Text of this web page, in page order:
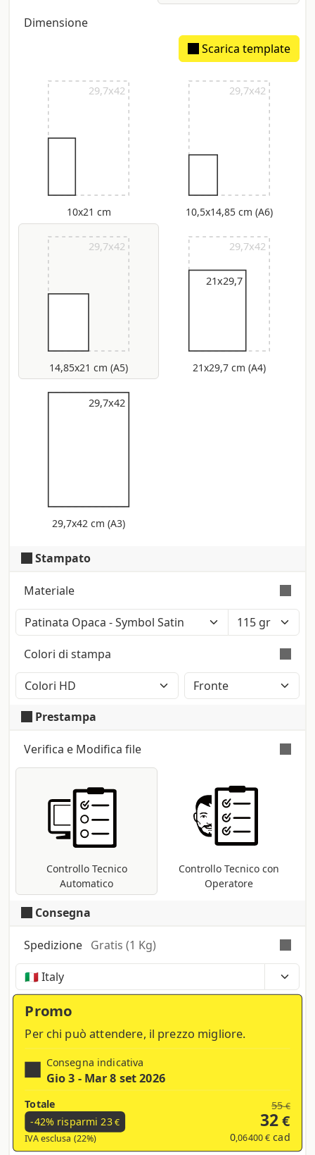
Dimensione
Scarica template
29,7x42
10x21 cm
29,7x42
10,5x14,85 cm (A6)
29,7x42
14,85x21 cm (A5)
29,7x42
21x29,7
21x29,7 cm (A4)
29,7x42
29,7x42
29,7x42 cm (A3)
Stampato
Materiale
Colore: Bianco Polare (Iso: 121) - Tatto:
Liscio - Certificazione: Fsc
Superficie liscia su entrambi i lati con
finitura opaca. Produttore: Fedrigoni
Colori di stampa
Stampa a colori con metodo CMYK High
Definition (2400dpi). Eventuali pantoni
lasciati nel file saranno convertiti
Prestampa
Verifica e Modifica file
Controllo Tecnico
Automatico
Controllo Tecnico con
Operatore
file pdf: controllo delle dimensioni e dei
font; conversione nel profilo di stampa
CMYK se presenti metodi differenti (RGB,
Pantoni, etc ...).
Consegna
Spedizione Gratis (1 Kg)
Tempi, costi e tasse possono variare a seconda
della regione e dei prodotti nel carrello
Promo
Per chi può attendere, il prezzo migliore.
Consegna indicativa
Gio 3 - Mar 8 set 2026
Totale
-42% risparmi23€
IVA esclusa (22%)
55€
32€
0,06400 € cad